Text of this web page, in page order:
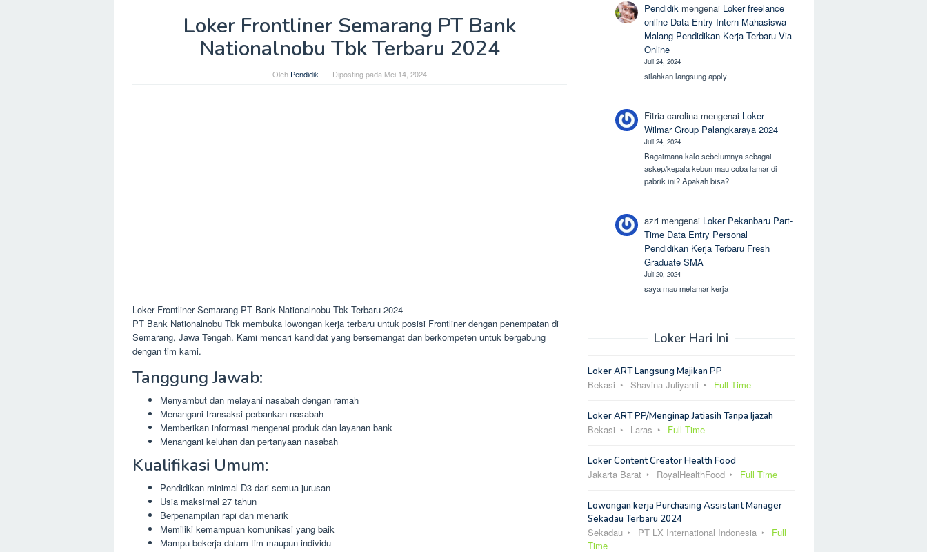
Loker Frontliner Semarang PT Bank
Nationalnobu Tbk Terbaru 2024
Oleh Pendidik Diposting pada Mei 14, 2024
Loker Frontliner Semarang PT Bank Nationalnobu Tbk Terbaru 2024
PT Bank Nationalnobu Tbk membuka lowongan kerja terbaru untuk posisi Frontliner dengan penempatan di
Semarang, Jawa Tengah. Kami mencari kandidat yang bersemangat dan berkompeten untuk bergabung
dengan tim kami.
Tanggung Jawab:
Menyambut dan melayani nasabah dengan ramah
Menangani transaksi perbankan nasabah
Memberikan informasi mengenai produk dan layanan bank
Menangani keluhan dan pertanyaan nasabah
Kualifikasi Umum:
Pendidikan minimal D3 dari semua jurusan
Usia maksimal 27 tahun
Berpenampilan rapi dan menarik
Memiliki kemampuan komunikasi yang baik
Mampu bekerja dalam tim maupun individu
Pendidik mengenai Loker freelance
online Data Entry Intern Mahasiswa
Malang Pendidikan Kerja Terbaru Via
Online
Juli 24, 2024
silahkan langsung apply
Fitria carolina mengenai Loker
Wilmar Group Palangkaraya 2024
Juli 24, 2024
Bagaimana kalo sebelumnya sebagai
askep/kepala kebun mau coba lamar di
pabrik ini? Apakah bisa?
azri mengenai Loker Pekanbaru Part-
Time Data Entry Personal
Pendidikan Kerja Terbaru Fresh
Graduate SMA
Juli 20, 2024
saya mau melamar kerja
Loker Hari Ini
Loker ART Langsung Majikan PP
Bekasi Shavina Juliyanti Full Time
Loker ART PP/Menginap Jatiasih Tanpa Ijazah
Bekasi Laras Full Time
Loker Content Creator Health Food
Jakarta Barat RoyalHealthFood Full Time
Lowongan kerja Purchasing Assistant Manager
Sekadau Terbaru 2024
Sekadau PT LX International Indonesia
Full
Time